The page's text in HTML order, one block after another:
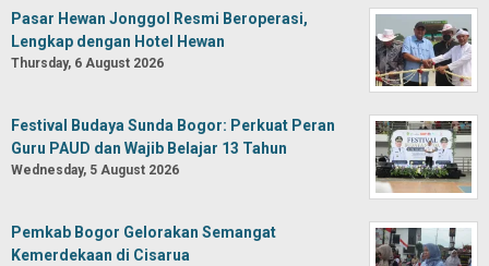
Pasar Hewan Jonggol Resmi Beroperasi,
Lengkap dengan Hotel Hewan
Thursday, 6 August 2026
Festival Budaya Sunda Bogor: Perkuat Peran
Guru PAUD dan Wajib Belajar 13 Tahun
Wednesday, 5 August 2026
Pemkab Bogor Gelorakan Semangat
Kemerdekaan di Cisarua